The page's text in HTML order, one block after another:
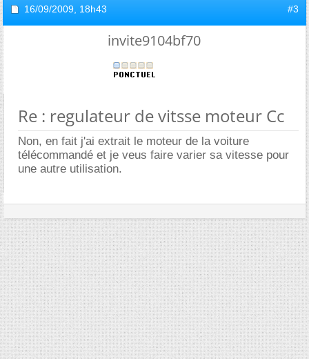
16/09/2009, 18h43 #3
invite9104bf70
Re : regulateur de vitsse moteur Cc
Non, en fait j'ai extrait le moteur de la voiture
télécommandé et je veus faire varier sa vitesse pour
une autre utilisation.